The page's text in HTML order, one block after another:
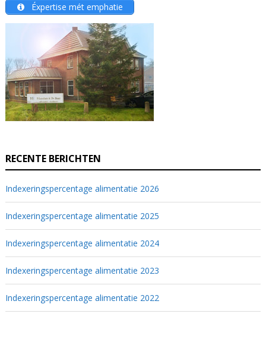
Éxpertise mét emphatie
RECENTE BERICHTEN
Indexeringspercentage alimentatie 2026
Indexeringspercentage alimentatie 2025
Indexeringspercentage alimentatie 2024
Indexeringspercentage alimentatie 2023
Indexeringspercentage alimentatie 2022